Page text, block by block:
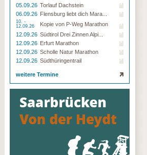
05.09.26 Torlauf Dachstein
06.09.26 Flensburg liebt dich Mara...
10. -
12.09.26
Kopie von P-Weg Marathon
12.09.26 Südtirol Drei Zinnen Alpi...
12.09.26 Erfurt Marathon
12.09.26 Scholle Natur Marathon
12.09.26 Südthüringentrail
weitere Termine